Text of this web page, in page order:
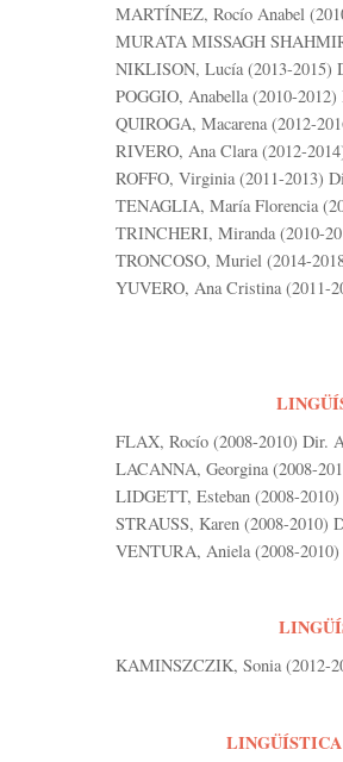
MARTÍNEZ, Rocío Anabel
MURATA MISSAGH
NIKLISON, Lucía (2013-2015)
POGGIO, Anabella (2010-
QUIROGA, Macarena (2012-
RIVERO, Ana Clara (2012-
ROFFO, Virginia (2011-2013)
TENAGLIA, María Florencia
TRINCHERI, Miranda (2010-
TRONCOSO, Muriel (2014-
YUVERO, Ana Cristina (2011-
FLAX, Rocío (2008-2010) Dir.
LACANNA, Georgina (2008-
LIDGETT, Esteban (2008-
STRAUSS, Karen (2008-2010)
VENTURA, Aniela (2008-
KAMINSZCZIK, Sonia (2012-